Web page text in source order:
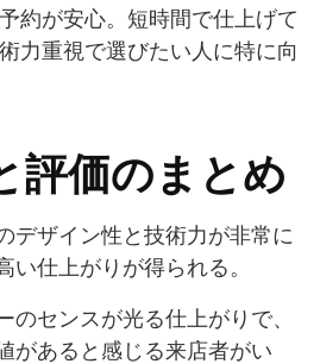
約が安心。短時間で仕上げて
力重視で選びたい人に特に向
評価のまとめ
デザイン性と技術力が非常に
い仕上がりが得られる。
のセンスが光る仕上がりで、
があると感じる来店者がい